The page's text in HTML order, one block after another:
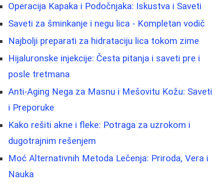
Operacija Kapaka i Podočnjaka: Iskustva i Saveti
Saveti za šminkanje i negu lica - Kompletan vodič
Najbolji preparati za hidrataciju lica tokom zime
Hijaluronske injekcije: Česta pitanja i saveti pre i
posle tretmana
Anti-Aging Nega za Masnu i Mešovitu Kožu: Saveti
i Preporuke
Kako rešiti akne i fleke: Potraga za uzrokom i
dugotrajnim rešenjem
Moć Alternativnih Metoda Lečenja: Priroda, Vera i
Nauka